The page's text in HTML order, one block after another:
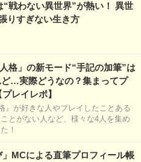
“戦わない異世界”が熱い！ 異世
りすぎない生き方
格」の新モード“手記の加筆”は
…実際どうなの？集まってプ
レイレポ】
』が好きな人やプレイしたことある
とがない人など、様々な4人を集め
！
」MCによる直筆プロフィール帳